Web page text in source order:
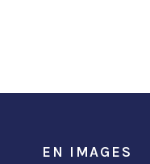
EN IMAGES